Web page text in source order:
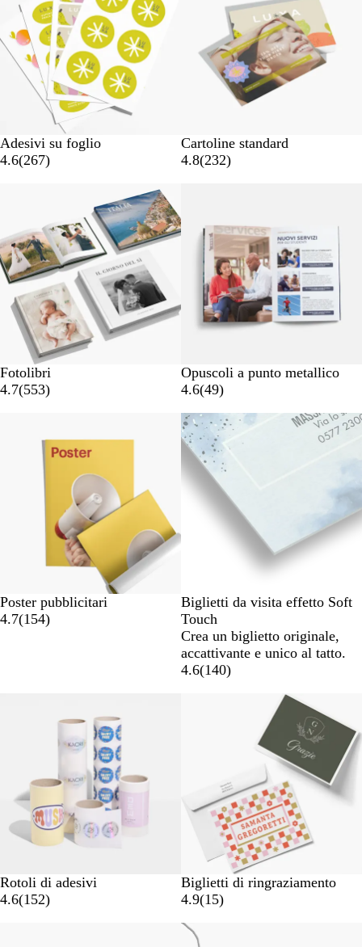
Adesivi su foglio
4.6(267)
Cartoline standard
4.8(232)
Fotolibri
4.7(553)
Opuscoli a punto metallico
4.6(49)
Poster pubblicitari
4.7(154)
Biglietti da visita effetto Soft
Touch
Crea un biglietto originale,
accattivante e unico al tatto.
4.6(140)
Rotoli di adesivi
4.6(152)
Biglietti di ringraziamento
4.9(15)
Nuove opzioni